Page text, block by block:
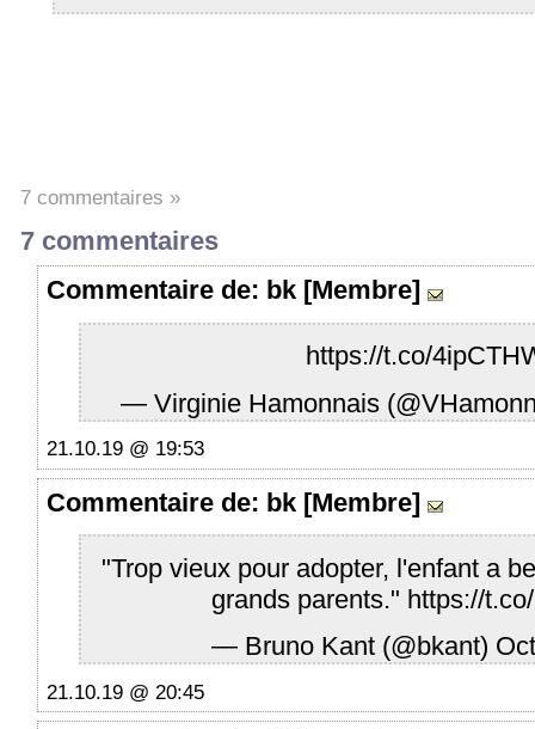
7 commentaires »
7 commentaires
Commentaire de: bk [Membre]
https://t.co/
— Virginie Hamonnais
21.10.19 @ 19:53
Commentaire de: bk [Membre]
"Trop vieux pour adopter, l'enfant a
grands parents." https://
— Bruno Kant (@bkant)
21.10.19 @ 20:45